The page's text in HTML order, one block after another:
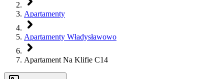
Apartamenty
Apartamenty Władysławowo
Apartament Na Klifie C14